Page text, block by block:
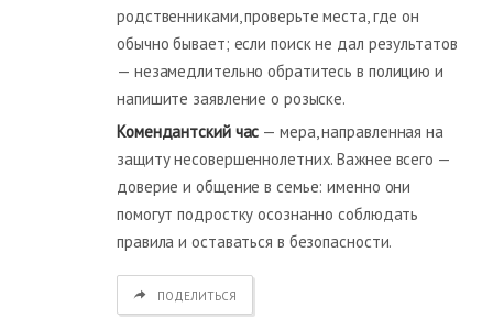
родственниками, проверьте места, где он
обычно бывает; если поиск не дал результатов
— незамедлительно обратитесь в полицию и
напишите заявление о розыске.
Комендантский час — мера, направленная на
защиту несовершеннолетних. Важнее всего —
доверие и общение в семье: именно они
помогут подростку осознанно соблюдать
правила и оставаться в безопасности.
ПОДЕЛИТЬСЯ